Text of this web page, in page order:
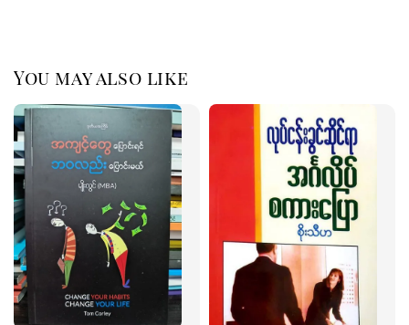
You may also like